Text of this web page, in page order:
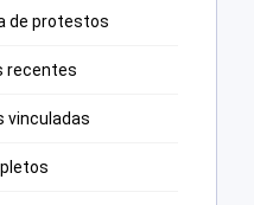
de protestos
recentes
vinculadas